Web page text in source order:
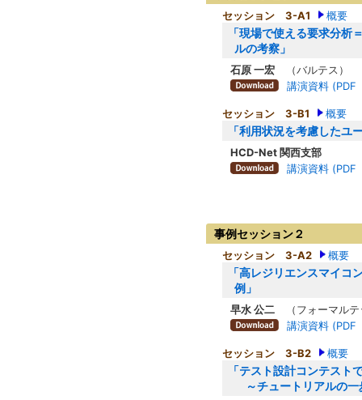
セッション 3-A1 概要
「現場で使える要求分析
ルの考察」
石原 一宏
（バルテス）
講演資料 (PDF
セッション 3-B1 概要
「利用状況を考慮したユ
HCD-Net 関西支部
講演資料 (PDF
事例セッション２
セッション 3-A2 概要
「高レジリエンスマイコ
例」
早水 公二
（フォーマル
講演資料 (PDF
セッション 3-B2 概要
「テスト設計コンテスト
～チュートリアルの一